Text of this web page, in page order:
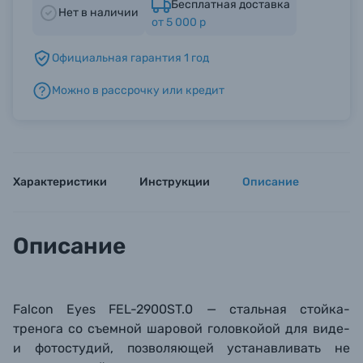
Уценённые товары
Нет в наличии
Бесплатная доставка
от 5 000 р
Официальная гарантия 1 год
Можно в рассрочку или кредит
Характеристики Инструкции Описание
Описание
Falcon Eyes FEL-2900ST.0 — стальная стойка-
тренога со съемной шаровой головкойой для виде-
и фотостудий, позволяющей устанавливать не